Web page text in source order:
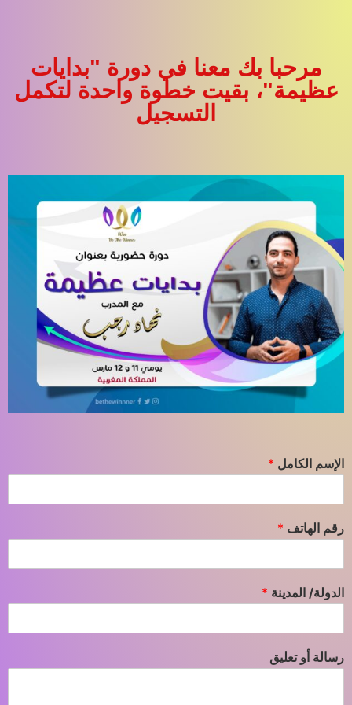
مرحبا بك معنا في دورة "بدايات
عظيمة"، بقيت خطوة واحدة لتكمل
التسجيل
الإسم الكامل *
رقم الهاتف *
الدولة/ المدينة *
رسالة أو تعليق